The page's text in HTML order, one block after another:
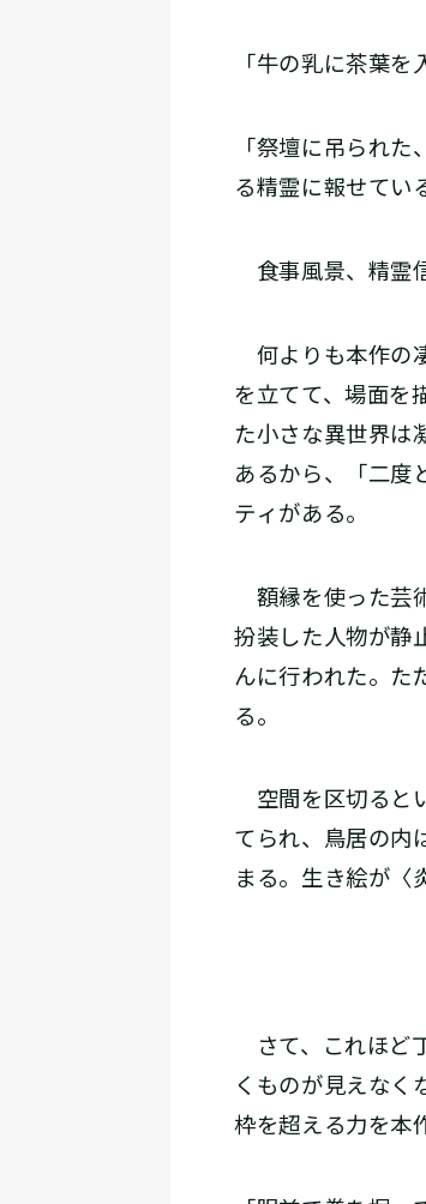
「牛の乳に茶葉を
「祭壇に吊られ
る精霊に報せてい
食事風景、精霊
何よりも本作の
を立てて、場面を
た小さな異世界は
あるから、「二度
ティがある。
額縁を使った芸
扮装した人物が静
んに行われた。た
る。
空間を区切ると
てられ、鳥居の内
まる。生き絵が〈
さて、これほど
くものが見えなく
枠を超える力を本